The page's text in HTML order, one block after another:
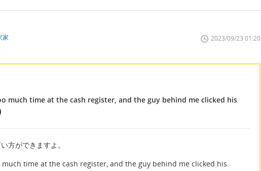
家 2023/09/23 01:20
much time at the cash register, and the guy behind me clicked his
方ができますよ。
time at the cash register, and the guy behind me clicked his